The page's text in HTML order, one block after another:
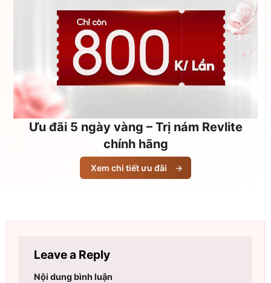
Ưu đãi 5 ngày vàng – Trị nám Revlite
chính hãng
Xem chi tiết ưu đãi →
Leave a Reply
Nội dung bình luận